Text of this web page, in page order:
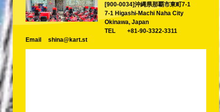
Tokyo Shinagawa Tokyo Akihabara#1
Tokyo Akihabara#2 Tokyo Shibuya
Tokyo Shibuya Annex
[900-0034]沖縄県那覇市東町7-1
7-1 Higashi-Machi Naha City
Okinawa, Japan
TEL
+81-90-3322-3311
Email
shina@kart.st